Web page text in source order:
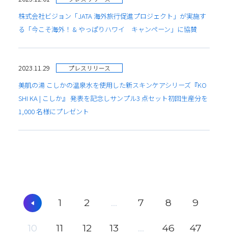
株式会社ビジョン「JATA 海外旅行促進プロジェクト」が実施す
る「今こそ海外！ & やっぱりハワイ キャンペーン」に協賛
2023.11.29 プレスリリース
美肌の湯 こしかの温泉水を使用した新スキンケアシリーズ『KO
SHI KA | こしか』 発表を記念しサンプル3 点セット初回生産分を
1,000 名様にプレゼント
1 2 ... 7 8 9
10 11 12 13 ... 46 47